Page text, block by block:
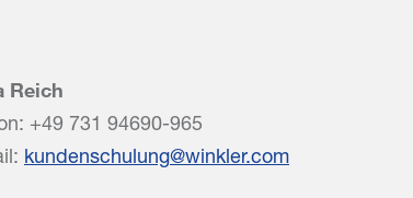
Reich
+49 731 94690-965
kundenschulung winkler com